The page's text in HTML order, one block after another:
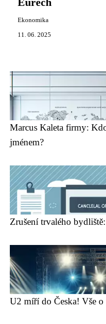
Eurech
Ekonomika
11. 06. 2025
Marcus Kaleta firmy:
jménem?
Zrušení trvalého
U2 míří do Česka! Vše o